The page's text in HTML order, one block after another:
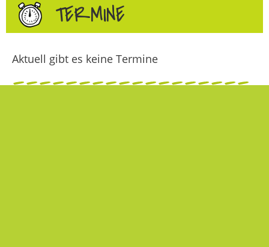
TERMINE
Aktuell gibt es keine Termine